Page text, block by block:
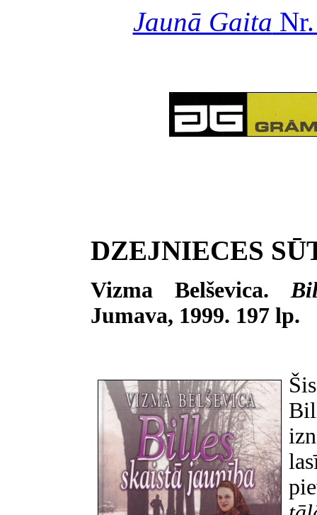
Jaunā Gaita
DZEJNIECES
Vizma Belševica.
Jumava, 1999. 197 lp.